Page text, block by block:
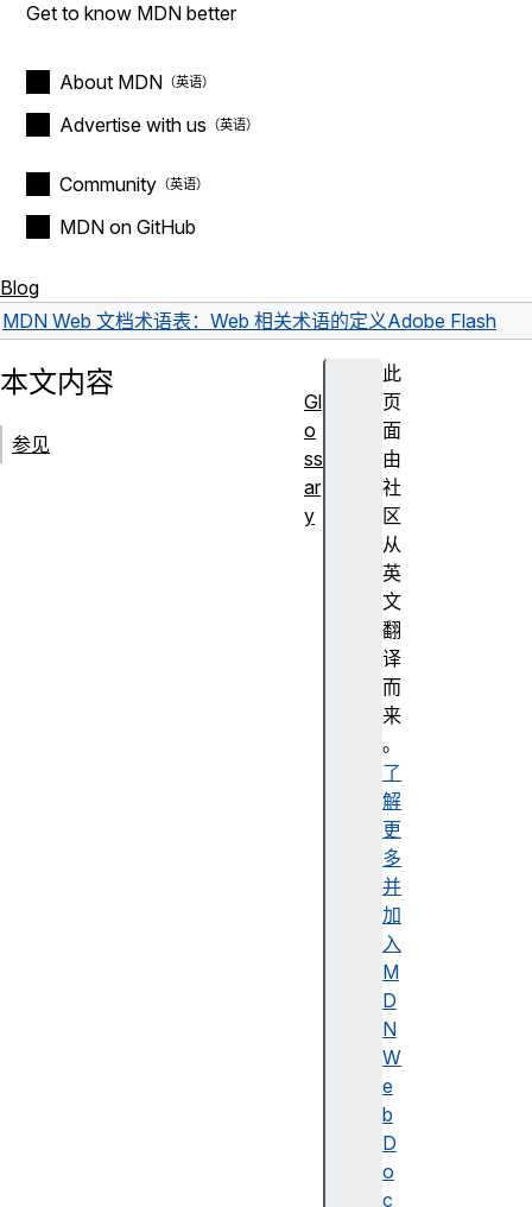
Get to know MDN better
About MDN
Advertise with us
Community
MDN on GitHub
Blog
MDN Web 文档术语表：Web 相关术语的定义Adobe Flash
此
页
面
由
社
区
从
英
文
翻
译
而
来
。
了
解
更
多
并
加
入
M
D
N
W
e
b
D
o
c
本文内容
参见
Gl
o
ss
ar
y